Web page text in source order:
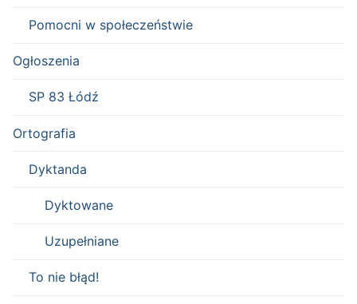
Pomocni w społeczeństwie
Ogłoszenia
SP 83 Łódź
Ortografia
Dyktanda
Dyktowane
Uzupełniane
To nie błąd!